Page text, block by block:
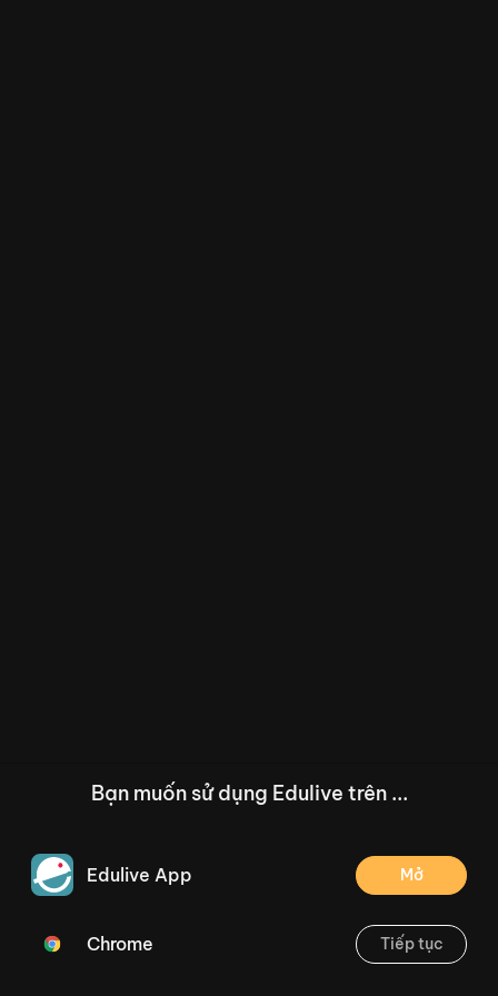
/--
Thoát
Bạn muốn sử dụng Edulive trên ...
Edulive App Mở
Chrome Tiếp tục